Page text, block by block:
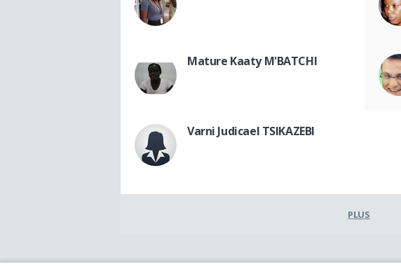
Mature Kaaty M'BATCHI
Varni Judicael TSIKAZEBI
PLUS